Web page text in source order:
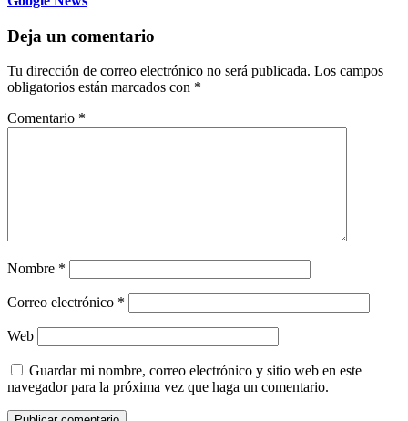
Deja un comentario
Tu dirección de correo electrónico no será publicada. Los campos
obligatorios están marcados con *
Comentario *
Nombre *
Correo electrónico *
Web
Guardar mi nombre, correo electrónico y sitio web en este
navegador para la próxima vez que haga un comentario.